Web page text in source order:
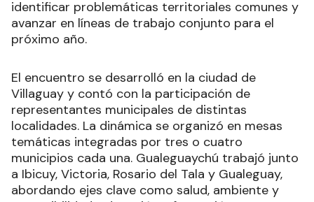
identificar problemáticas territoriales comunes y
avanzar en líneas de trabajo conjunto para el
próximo año.
El encuentro se desarrolló en la ciudad de
Villaguay y contó con la participación de
representantes municipales de distintas
localidades. La dinámica se organizó en mesas
temáticas integradas por tres o cuatro
municipios cada una. Gualeguaychú trabajó junto
a Ibicuy, Victoria, Rosario del Tala y Gualeguay,
abordando ejes clave como salud, ambiente y